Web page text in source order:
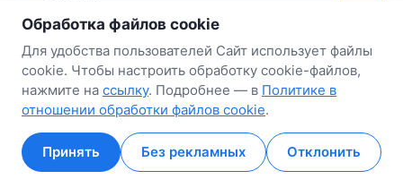
Главная Кабинет Избранные Сравнение
Главная Кабинет Избранные Сравнение
338.58 руб.
Самовывоз : до 5 дней
Доставка по Минску : до 5 дней
Доставка по Беларуси : до 8 дней
В корзину
Обработка файлов cookie
Для удобства пользователей Сайт использует файлы
cookie. Чтобы настроить обработку cookie-файлов,
нажмите на ссылку. Подробнее — в Политике в
отношении обработки файлов cookie.
Принять Без рекламных Отклонить